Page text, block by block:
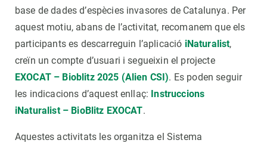
base de dades d’espècies invasores de Catalunya. Per
aquest motiu, abans de l’activitat, recomanem que els
participants es descarreguin l’aplicació iNaturalist,
creïn un compte d’usuari i segueixin el projecte
EXOCAT – Bioblitz 2025 (Alien CSI). Es poden seguir
les indicacions d’aquest enllaç: Instruccions
iNaturalist – BioBlitz EXOCAT.
Aquestes activitats les organitza el Sistema